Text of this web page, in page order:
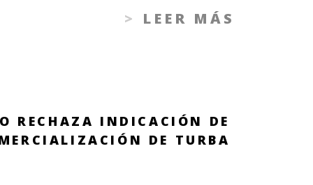
LEER MÁS
RECHAZA INDICACIÓN DE
DE TURBA